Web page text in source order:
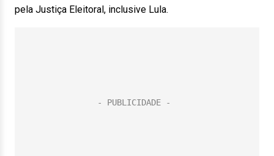
pela Justiça Eleitoral, inclusive Lula.